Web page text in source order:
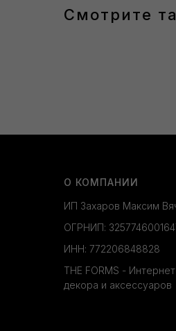
Смотрите
О КОМПАНИИ
ИП Захаров Максим
ОГРНИП:
ИНН: 772206848828
THE FORMS -
декора и аксессуаров